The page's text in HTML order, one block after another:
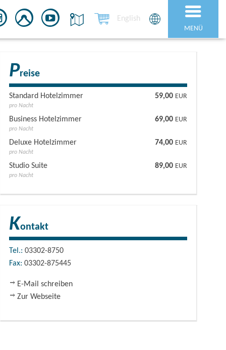
MENÜ
English
Preise
Standard Hotelzimmer 59,00 EUR
pro Nacht
Business Hotelzimmer 69,00 EUR
pro Nacht
Deluxe Hotelzimmer 74,00 EUR
pro Nacht
Studio Suite 89,00 EUR
pro Nacht
Kontakt
Tel.:03302-8750
Fax:03302-875445
E-Mail schreiben
Zur Webseite